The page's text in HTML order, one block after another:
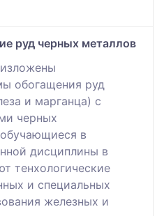
руд черных металлов
обогащения руд
и марганца) с
черных
в
дисциплины в
тенхологические
и специальных
железных и